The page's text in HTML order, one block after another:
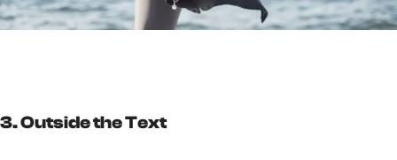
3. Outside the Text